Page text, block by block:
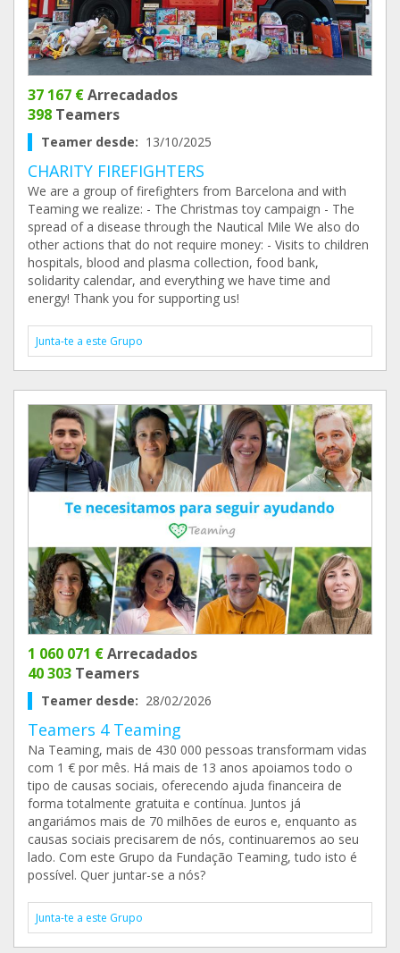
37 167 €Arrecadados
398 Teamers
Teamer desde: 13/10/2025
CHARITY FIREFIGHTERS
We are a group of firefighters from Barcelona and with
Teaming we realize: - The Christmas toy campaign - The
spread of a disease through the Nautical Mile We also do
other actions that do not require money: - Visits to children
hospitals, blood and plasma collection, food bank,
solidarity calendar, and everything we have time and
energy! Thank you for supporting us!
Junta-te a este Grupo
1 060 071 €Arrecadados
40 303 Teamers
Teamer desde: 28/02/2026
Teamers 4 Teaming
Na Teaming, mais de 430 000 pessoas transformam vidas
com 1 € por mês. Há mais de 13 anos apoiamos todo o
tipo de causas sociais, oferecendo ajuda financeira de
forma totalmente gratuita e contínua. Juntos já
angariámos mais de 70 milhões de euros e, enquanto as
causas sociais precisarem de nós, continuaremos ao seu
lado. Com este Grupo da Fundação Teaming, tudo isto é
possível. Quer juntar-se a nós?
Junta-te a este Grupo